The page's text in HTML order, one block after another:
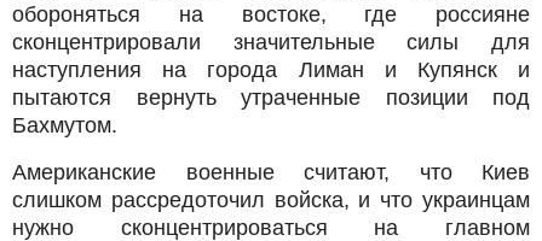
обороняться на востоке, где россияне
сконцентрировали значительные силы для
наступления на города Лиман и Купянск и
пытаются вернуть утраченные позиции под
Бахмутом.
Американские военные считают, что Киев
слишком рассредоточил войска, и что украинцам
нужно сконцентрироваться на главном